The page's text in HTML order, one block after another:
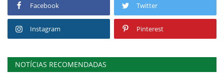
Facebook Twitter
Instagram Pinterest
NOTÍCIAS RECOMENDADAS